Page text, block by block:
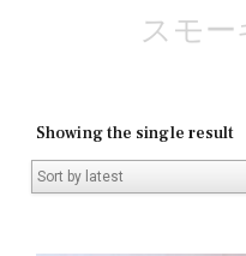
スモー
Showing the single result